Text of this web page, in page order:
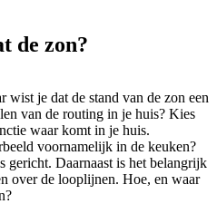
de zon?
wist je dat de stand van de zon een
van de routing in je huis? Kies
het belangrijk
looplijnen. Hoe, en waar